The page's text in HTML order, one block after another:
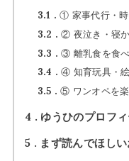
3.1 ① 家事代行・
3.2 ② 夜泣き・寝
3.3 ③ 離乳食を食
3.4 ④ 知育玩具・
3.5 ⑤ ワンオペを
4 ゆうひのプロフ
5 まず読んでほし